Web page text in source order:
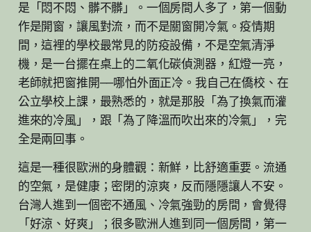
是「悶不悶、髒不髒」。一個房間人多了，第一個動
作是開窗，讓風對流，而不是關窗開冷氣。疫情期
間，這裡的學校最常見的防疫設備，不是空氣清淨
機，是一台擺在桌上的二氧化碳偵測器，紅燈一亮，
老師就把窗推開——哪怕外面正冷。我自己在僑校、在
公立學校上課，最熟悉的，就是那股「為了換氣而灌
進來的冷風」，跟「為了降溫而吹出來的冷氣」，完
全是兩回事。
這是一種很歐洲的身體觀：新鮮，比舒適重要。流通
的空氣，是健康；密閉的涼爽，反而隱隱讓人不安。
台灣人進到一個密不通風、冷氣強勁的房間，會覺得
「好涼、好爽」；很多歐洲人進到同一個房間，第一